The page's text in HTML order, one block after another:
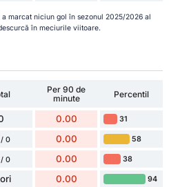
marcat niciun gol în sezonul 2025/2026 al
în meciurile viitoare.
Per 90 de
minute
Percentil
0.00 31
/ 0 0.00 58
/ 0 0.00 38
0.00 94